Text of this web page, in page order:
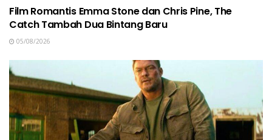
Film Romantis Emma Stone dan Chris Pine, The
Catch Tambah Dua Bintang Baru
05/08/2026